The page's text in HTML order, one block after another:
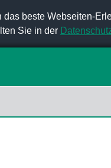
beste Webseiten-
Sie in der